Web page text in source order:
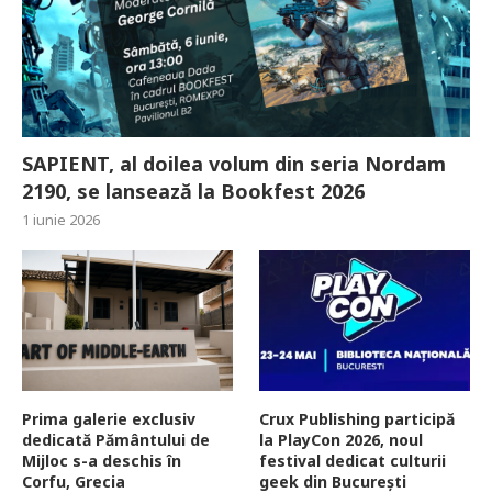
SAPIENT, al doilea volum din seria Nordam
2190, se lansează la Bookfest 2026
1 iunie 2026
Prima galerie exclusiv
dedicată Pământului de
Mijloc s-a deschis în
Corfu, Grecia
Crux Publishing participă
la PlayCon 2026, noul
festival dedicat culturii
geek din București